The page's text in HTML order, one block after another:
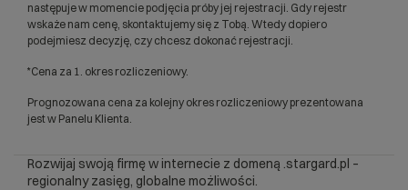
następuje w momencie podjęcia próby jej rejestracji. Gdy rejestr
wskaże nam cenę, skontaktujemy się z Tobą. Wtedy dopiero
podejmiesz decyzję, czy chcesz dokonać rejestracji.
*Cena za 1. okres rozliczeniowy.
Prognozowana cena za kolejny okres rozliczeniowy prezentowana
jest w Panelu Klienta.
Rozwijaj swoją firmę w internecie z domeną .stargard.pl –
regionalny zasięg, globalne możliwości.